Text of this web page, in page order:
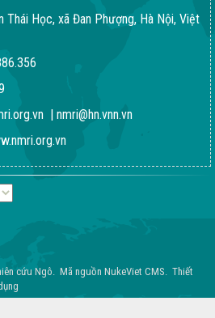
giống LVN152
Thái Học, xã Đan Phượng, Hà Nội, Việt
nmri@hn.vnn.vn
cứu Ngô. Mã nguồn NukeViet CMS. Thiết